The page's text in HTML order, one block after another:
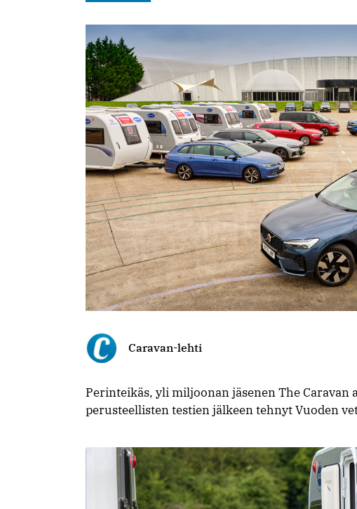
Caravan-lehti
Perinteikäs, yli miljoonan jäsenen The
perusteellisten testien jälkeen tehnyt Vuoden